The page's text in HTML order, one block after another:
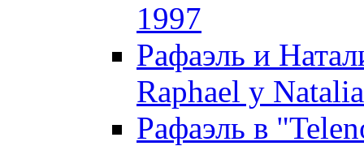
1997
Рафаэль и
Raphael y
Рафаэль в